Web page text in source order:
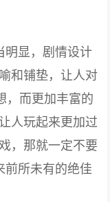
明显，剧情设计
和铺垫，让人对
，而更加丰富的
人玩起来更加过
，那就一定不要
前所未有的绝佳